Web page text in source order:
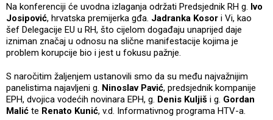
Na konferenciji će uvodna izlaganja održati Predsjednik RH g. Ivo
Josipović, hrvatska premijerka gđa. Jadranka Kosor i Vi, kao
šef Delegacije EU u RH, što cijelom događaju unaprijed daje
izniman značaj u odnosu na slične manifestacije kojima je
problem korupcije bio i jest u fokusu pažnje.
S naročitim žaljenjem ustanovili smo da su među najvažnijim
panelistima najavljeni g. Ninoslav Pavić, predsjednik kompanije
EPH, dvojica vodećih novinara EPH, g. Denis Kuljiš i g. Gordan
Malić te Renato Kunić, v.d. Informativnog programa HTV-a.